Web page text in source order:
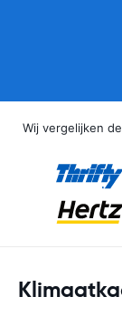
Wij vergelijken